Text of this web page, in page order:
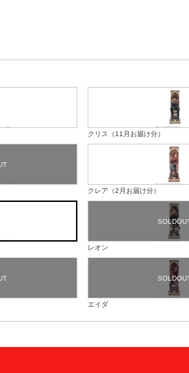
クリス（11月お届け分）
クレア（2月お届け分）
レオン
エイダ